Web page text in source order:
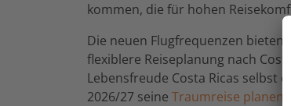
kommen, die für hohen
Die neuen Flugfrequenzen
flexiblere Reiseplanung nach
Lebensfreude Costa Ricas selbst
2026/27 seine Traumreise planen